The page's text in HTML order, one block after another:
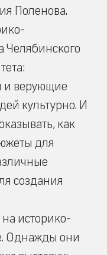
Поленова.
Челябинского
и верующие
культурно. И
как
для
создания
на историко-
Однажды они